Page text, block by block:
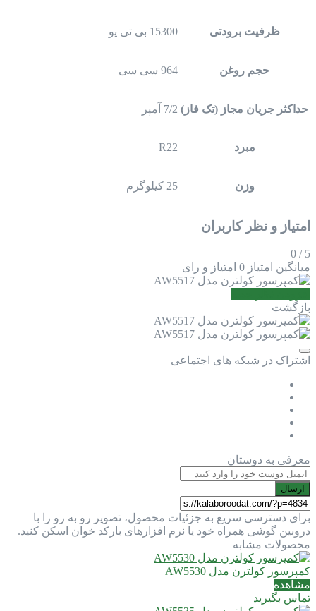
ظرفیت برودتی 15300 بی تی یو
حجم روغن 964 سی سی
حداکثر جریان مجاز (تک فاز) 7/2 آمپر
مبرد R22
وزن 25 کیلوگرم
امتیاز و نظر کاربران
5
/
0
میانگین امتیاز 0 امتیاز و رای
بازگشت
اشتراک در شبکه های اجتماعی
معرفی به دوستان
ارسال
برای دسترسی سریع به جزئیات محصول، تصویر رو به رو را با
دروبین گوشی همراه خود یا نرم افزارهای بارکد خوان اسکن کنید.
محصولات مشابه
کمپرسور کولترن مدل AW5530
مشاهده
تماس بگیرید